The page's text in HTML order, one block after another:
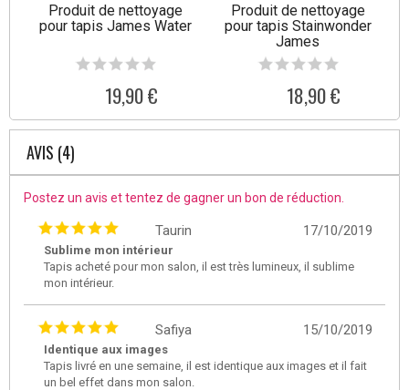
Produit de nettoyage
pour tapis James Water
19,90 €
Produit de nettoyage
pour tapis Stainwonder
James
18,90 €
AVIS (4)
Postez un avis et tentez de gagner un bon de réduction.
17/10/2019
Taurin
Sublime mon intérieur
Tapis acheté pour mon salon, il est très lumineux, il sublime
mon intérieur.
15/10/2019
Safiya
Identique aux images
Tapis livré en une semaine, il est identique aux images et il fait
un bel effet dans mon salon.